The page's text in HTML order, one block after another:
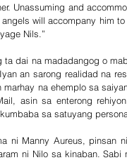
Unassuming and
will accompany him
Nils.”
ta dai na madadangog o
an sarong realidad na
marhay na ehemplo sa
asin sa enterong
sa satuyang
ni Manny Aureus, pinsan
ni Nilo sa kinaban. Sabi